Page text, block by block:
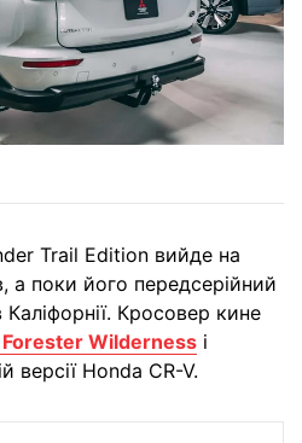
Trail Edition вийде на
а поки його передсерійний
Каліфорнії. Кросовер кине
Wilderness і
версії Honda CR-V.